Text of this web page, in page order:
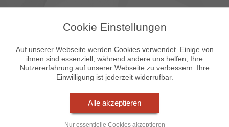
Unternehmensberatung
Ernährungsgewerbe
Einzelhandel
Bildung & Wissenschaft
Cookie Einstellungen
Auf unserer Webseite werden Cookies verwendet. Einige von
ihnen sind essenziell, während andere uns helfen, Ihre
Nutzererfahrung auf unserer Webseite zu verbessern. Ihre
Einwilligung ist jederzeit widerrufbar.
Alle akzeptieren
Nur essentielle Cookies akzeptieren